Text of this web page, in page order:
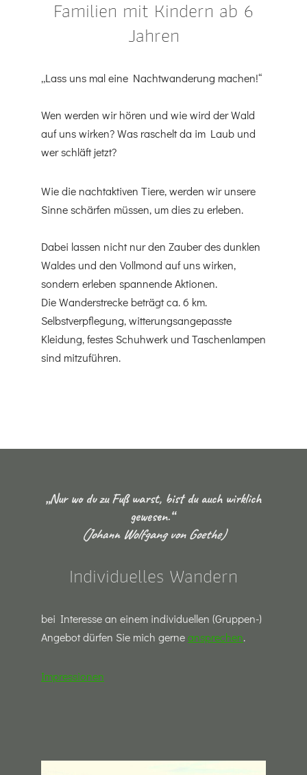
Familien mit Kindern ab 6
Jahren
„Lass uns mal eine Nachtwanderung machen!“
Wen werden wir hören und wie wird der Wald
auf uns wirken? Was raschelt da im Laub und
wer schläft jetzt?
Wie die nachtaktiven Tiere, werden wir unsere
Sinne schärfen müssen, um dies zu erleben.
Dabei lassen nicht nur den Zauber des dunklen
Waldes und den Vollmond auf uns wirken,
sondern erleben spannende Aktionen.
Die Wanderstrecke beträgt ca. 6 km.
Selbstverpflegung, witterungsangepasste
Kleidung, festes Schuhwerk und Taschenlampen
sind mitzuführen.
„Nur wo du zu Fuß warst, bist du auch wirklich
gewesen.“
(Johann Wolfgang von Goethe)
Individuelles Wandern
bei Interesse an einem individuellen (Gruppen-)
Angebot dürfen Sie mich gerneansprechen.
Impressionen